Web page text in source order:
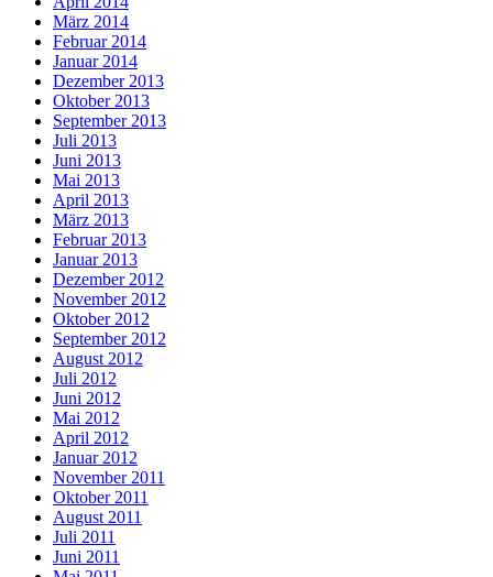
März 2014
Februar 2014
Januar 2014
Dezember 2013
Oktober 2013
September 2013
Juli 2013
Juni 2013
Mai 2013
April 2013
März 2013
Februar 2013
Januar 2013
Dezember 2012
November 2012
Oktober 2012
September 2012
August 2012
Juli 2012
Juni 2012
Mai 2012
April 2012
Januar 2012
November 2011
Oktober 2011
August 2011
Juli 2011
Juni 2011